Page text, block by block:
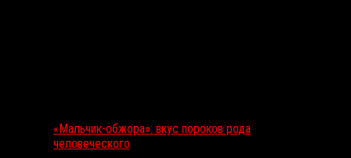
«Мальчик-обжора»: вкус пороков рода
человеческого